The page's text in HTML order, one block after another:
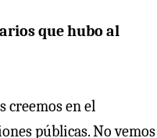
que hubo al
creemos en el
públicas. No vemos